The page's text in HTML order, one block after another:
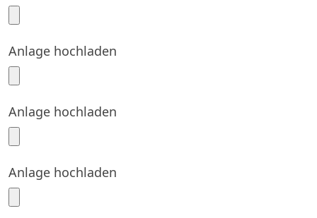
Anlage hochladen
Anlage hochladen
Anlage hochladen